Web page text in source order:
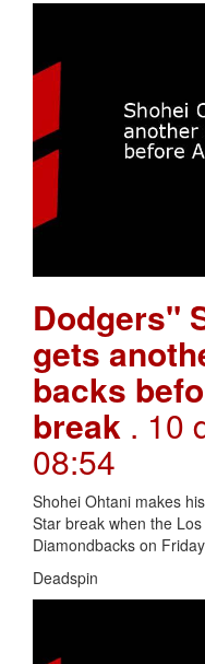
Dodgers"
gets
backs
break . 10
08:54
Shohei Ohtani makes
Star break when the
Diamondbacks on
Deadspin